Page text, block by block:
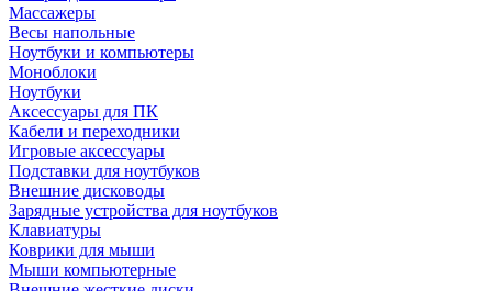
Массажеры
Весы напольные
Ноутбуки и компьютеры
Моноблоки
Ноутбуки
Аксессуары для ПК
Кабели и переходники
Игровые аксессуары
Подставки для ноутбуков
Внешние дисководы
Зарядные устройства для ноутбуков
Клавиатуры
Коврики для мыши
Мыши компьютерные